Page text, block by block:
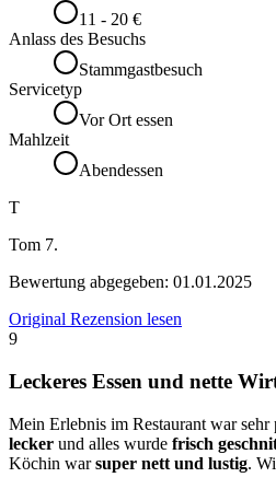
11 - 20 €
Anlass des Besuchs
Stammgastbesuch
Servicetyp
Vor Ort essen
Mahlzeit
Abendessen
T
Tom 7.
Bewertung abgegeben: 01.01.2025
Original Rezension lesen
9
Leckeres Essen und nette
Mein Erlebnis im Restaurant war sehr
lecker und alles wurde frisch
Köchin warsuper nett und lustig.